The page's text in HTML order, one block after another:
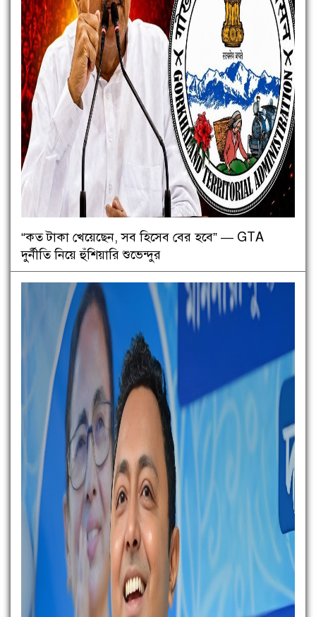
“কত টাকা খেয়েছেন, সব হিসেব বের হবে” — GTA
দুর্নীতি নিয়ে হুঁশিয়ারি শুভেন্দুর